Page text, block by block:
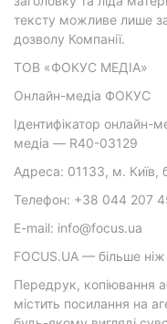
тексту можливе лише
дозволу Компанії.
ТОВ «ФОКУС МЕДІА»
Онлайн-медіа ФОКУС
Ідентифікатор онлайн-
медіа — R40-03129
Адреса: 01133, м. Київ,
Телефон: +38 044 207
E-mail: info@focus.ua
FOCUS.UA — більше
Передрук, копіювання
містить посилання на